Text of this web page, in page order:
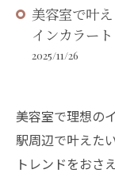
美容室で叶
インカラー
2025/11/26
美容室で理想の
駅周辺で叶えた
トレンドをおさ